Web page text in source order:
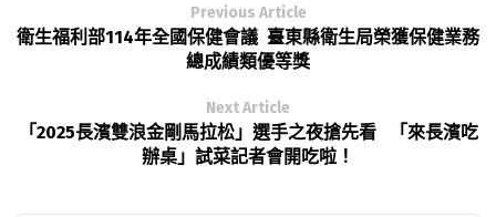
Previous Article
衛生福利部114年全國保健會議 臺東縣衛生局榮獲保健業務
總成績類優等獎
Next Article
「2025長濱雙浪金剛馬拉松」選手之夜搶先看 「來長濱吃
辦桌」試菜記者會開吃啦！